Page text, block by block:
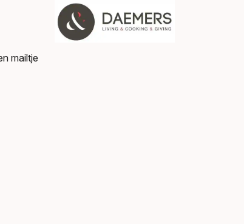
mailtje